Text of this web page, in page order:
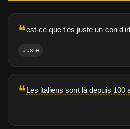
❝est-ce que t'es juste un con
Juste
❝Les italiens sont là depuis 100